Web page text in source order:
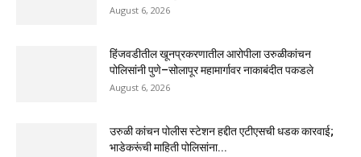
August 6, 2026
हिंजवडीतील खूनप्रकरणातील आरोपीला उरुळीकांचन
पोलिसांनी पुणे–सोलापूर महामार्गावर नाकाबंदीत पकडले
August 6, 2026
उरुळी कांचन पोलीस स्टेशन हद्दीत एटीएसची धडक कारवाई;
भाडेकरूंची माहिती पोलिसांना...